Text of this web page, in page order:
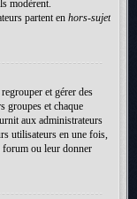
modèrent.
partent en hors-sujet
et gérer des
groupes et chaque
aux administrateurs
utilisateurs en une fois,
forum ou leur donner